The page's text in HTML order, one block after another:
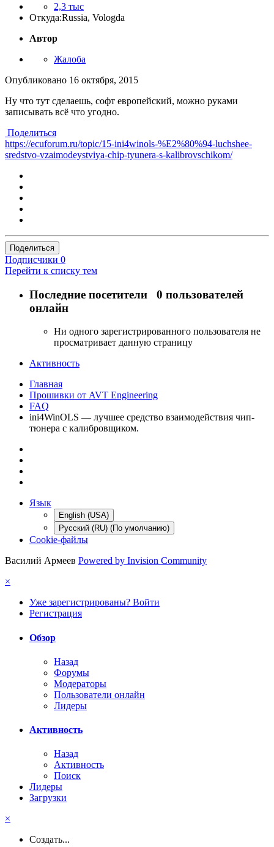
2,3 тыс
Откуда:Russia, Vologda
Автор
Жалоба
Опубликовано 16 октября, 2015
Ну что тут сделаешь, софт европейский, можно руками
записывать всё что угодно.
Поделиться
https://ecuforum.ru/topic/15-ini4winols-%E2%80%94-luchshee-
sredstvo-vzaimodeystviya-chip-tyunera-s-kalibrovschikom/
Поделиться
Подписчики 0
Перейти к списку тем
Последние посетители 0 пользователей
онлайн
Ни одного зарегистрированного пользователя не
просматривает данную страницу
Активность
Главная
Прошивки от AVT Engineering
FAQ
ini4WinOLS — лучшее средство взаимодействия чип-
тюнера с калибровщиком.
Язык
English (USA)
Русский (RU) (По умолчанию)
Cookie-файлы
Василий Армеев Powered by Invision Community
×
Уже зарегистрированы? Войти
Регистрация
Обзор
Назад
Форумы
Модераторы
Пользователи онлайн
Лидеры
Активность
Назад
Активность
Поиск
Лидеры
Загрузки
×
Создать...